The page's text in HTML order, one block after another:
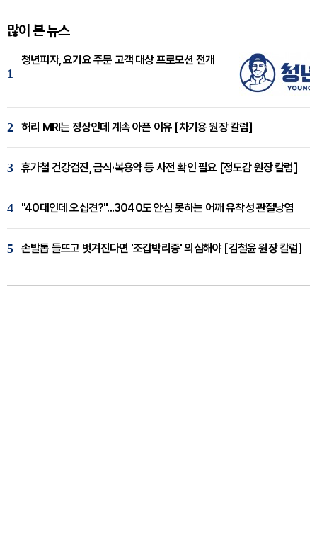
많이 본 뉴스
1
청년피자, 요기요 주문 고객 대상 프로모션 전개
2 허리 MRI는 정상인데 계속 아픈 이유 [차기용 원장 칼럼]
3 휴가철 건강검진, 금식·복용약 등 사전 확인 필요 [정도감 원장 칼럼]
4 "40대인데 오십견?"...3040도 안심 못하는 어깨 유착성 관절낭염
5 손발톱 들뜨고 벗겨진다면 '조갑박리증' 의심해야 [김철윤 원장 칼럼]